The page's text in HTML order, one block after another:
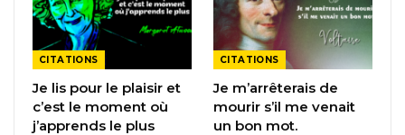
CITATIONS
Je lis pour le plaisir et
c’est le moment où
j’apprends le plus
CITATIONS
Je m’arrêterais de
mourir s’il me venait
un bon mot.